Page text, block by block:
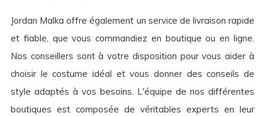
Jordan Malka offre également un service de livraison rapide
et fiable, que vous commandiez en boutique ou en ligne.
Nos conseillers sont à votre disposition pour vous aider à
choisir le costume idéal et vous donner des conseils de
style adaptés à vos besoins. L'équipe de nos différentes
boutiques est composée de véritables experts en leur